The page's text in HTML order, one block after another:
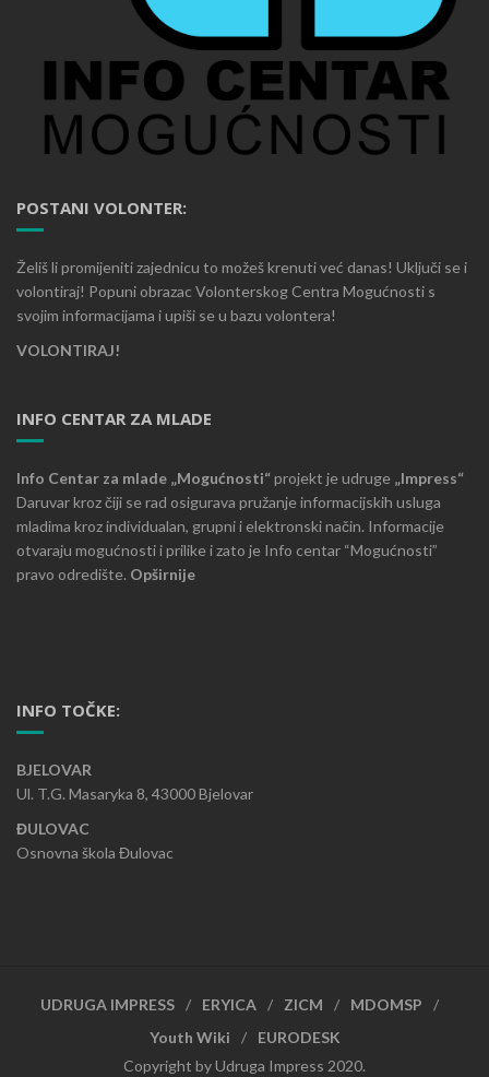
POSTANI VOLONTER:
Želiš li promijeniti zajednicu to možeš krenuti već danas! Uključi se i
volontiraj! Popuni obrazac Volonterskog Centra Mogućnosti s
svojim informacijama i upiši se u bazu volontera!
VOLONTIRAJ!
INFO CENTAR ZA MLADE
Info Centar za mlade „Mogućnosti“projekt je udruge „Impress“
Daruvar kroz čiji se rad osigurava pružanje informacijskih usluga
mladima kroz individualan, grupni i elektronski način. Informacije
otvaraju mogućnosti i prilike i zato je Info centar “Mogućnosti”
pravo odredište. Opširnije
INFO TOČKE:
BJELOVAR
Ul. T.G. Masaryka 8, 43000 Bjelovar
ĐULOVAC
Osnovna škola Đulovac
UDRUGA IMPRESS ERYICA ZICM
MDOMSP
Youth Wiki
EURODESK
Copyright by Udruga Impress 2020.